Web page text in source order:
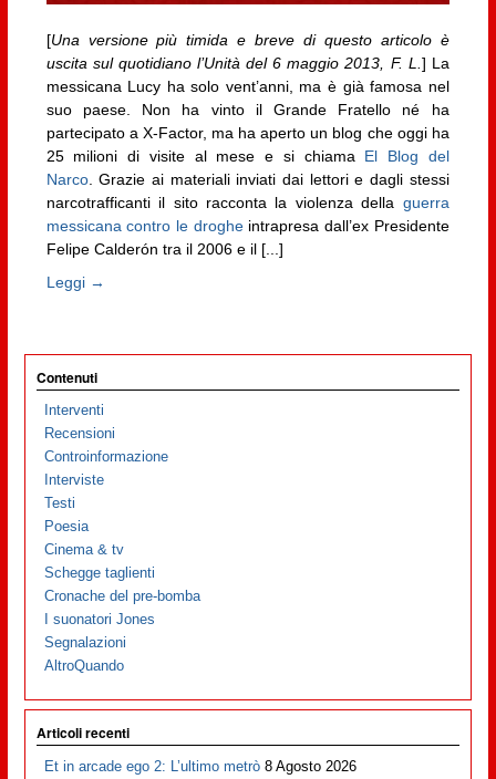
[Una versione più timida e breve di questo articolo è
uscita sul quotidiano l’Unità del 6 maggio 2013, F. L.] La
messicana Lucy ha solo vent’anni, ma è già famosa nel
suo paese. Non ha vinto il Grande Fratello né ha
partecipato a X-Factor, ma ha aperto un blog che oggi ha
25 milioni di visite al mese e si chiama El Blog del
Narco. Grazie ai materiali inviati dai lettori e dagli stessi
narcotrafficanti il sito racconta la violenza della guerra
messicana contro le drogheintrapresa dall’ex Presidente
Felipe Calderón tra il 2006 e il [...]
Leggi →
Contenuti
Interventi
Recensioni
Controinformazione
Interviste
Testi
Poesia
Cinema & tv
Schegge taglienti
Cronache del pre-bomba
I suonatori Jones
Segnalazioni
AltroQuando
Articoli recenti
Et in arcade ego 2: L’ultimo metrò 8 Agosto 2026